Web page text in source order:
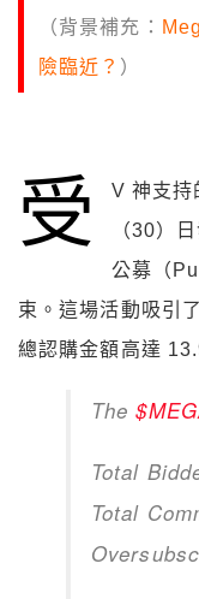
（背景補充：
險臨近？ ）
受
V 神支持
（30）
公募（
束。這場活動吸引
總認購金額高達
The
Total
Total